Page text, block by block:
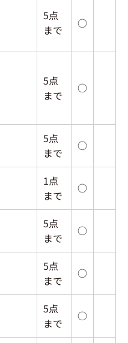
5点
まで
○
5点
まで
○
5点
まで
○
1点
まで
○
5点
まで
○
5点
まで
○
5点
まで
○